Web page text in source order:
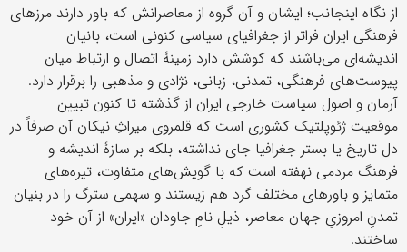
از نگاه اینجانب؛ ایشان و آن گروه از معاصرانش که باور دارند مرزهای
فرهنگی ایران فراتر از جغرافیای سیاسی کنونی است، بانیان
اندیشه‌ای می‌باشند که کوشش دارد زمینۀ اتصال و ارتباط میان
پیوست‌های فرهنگی، تمدنی، زبانی، نژادی و مذهبی را برقرار دارد.
آرمان و اصول سیاست خارجی ایران از گذشته تا کنون تبیین
موقعیت ژئوپلتیک کشوری است که قلمروی میراثِ نیکان آن صرفاً در
دل تاریخ یا بستر جغرافیا جای نداشته، بلکه بر سازۀ اندیشه و
فرهنگ مردمی نهفته است که با گویش‌های متفاوت، تیره‌های
متمایز و باورهای مختلف گرد هم زیستند و سهمی سترگ را در بنیان
تمدنِ امروزیِ جهان معاصر، ذیلِ نامِ جاودان «ایران» از آن خود
ساختند.